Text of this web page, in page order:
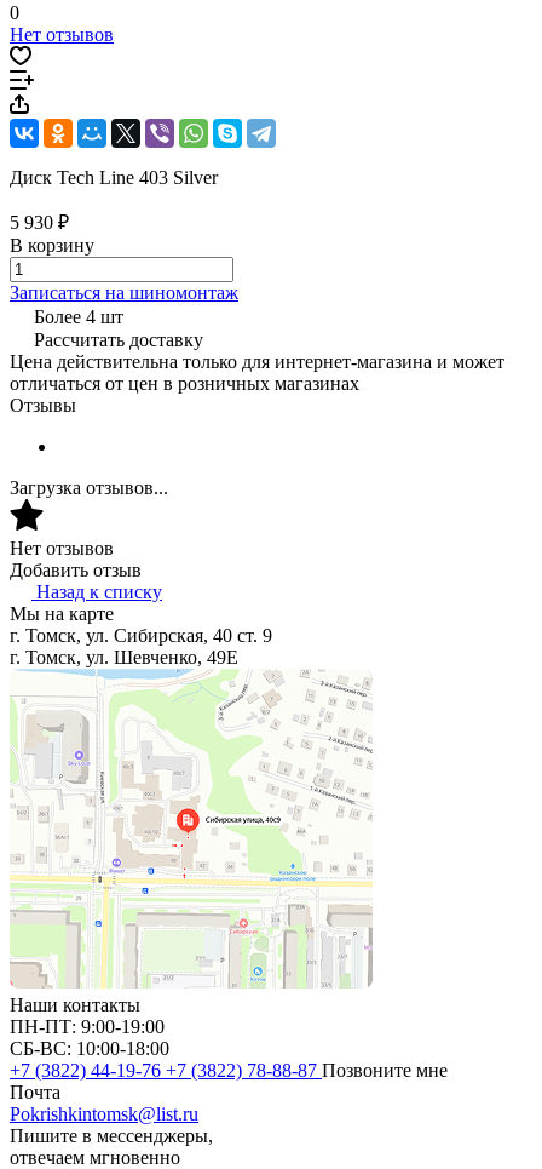
0
Нет отзывов
Диск Tech Line 403 Silver
5 930 ₽
В корзину
Записаться на шиномонтаж
Более 4 шт
Рассчитать доставку
Цена действительна только для интернет-магазина и может
отличаться от цен в розничных магазинах
Отзывы
Загрузка отзывов...
Нет отзывов
Добавить отзыв
Назад к списку
Мы на карте
г. Томск, ул. Сибирская, 40 ст. 9
г. Томск, ул. Шевченко, 49Е
Наши контакты
ПН-ПТ: 9:00-19:00
СБ-ВС: 10:00-18:00
+7 (3822) 44-19-76 +7 (3822) 78-88-87 Позвоните мне
Почта
Pokrishkintomsk@list.ru
Пишите в мессенджеры,
отвечаем мгновенно